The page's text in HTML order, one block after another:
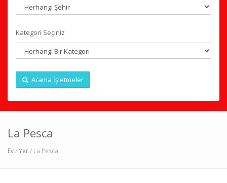
Kategori Seçiniz
Arama İşletmeler
La Pesca
Ev/Yer/ La Pesca